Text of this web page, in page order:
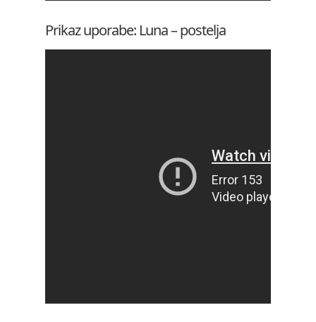
Prikaz uporabe: Luna – postelja